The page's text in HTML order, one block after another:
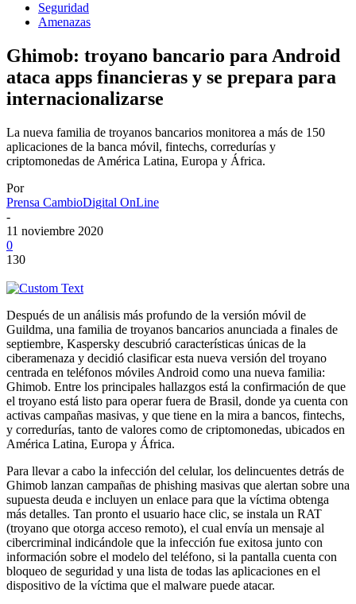
Seguridad
Amenazas
Ghimob: troyano bancario para Android
ataca apps financieras y se prepara para
internacionalizarse
La nueva familia de troyanos bancarios monitorea a más de 150
aplicaciones de la banca móvil, fintechs, corredurías y
criptomonedas de América Latina, Europa y África.
Por
Prensa CambioDigital OnLine
-
11 noviembre 2020
0
130
Después de un análisis más profundo de la versión móvil de
Guildma, una familia de troyanos bancarios anunciada a finales de
septiembre, Kaspersky descubrió características únicas de la
ciberamenaza y decidió clasificar esta nueva versión del troyano
centrada en teléfonos móviles Android como una nueva familia:
Ghimob. Entre los principales hallazgos está la confirmación de que
el troyano está listo para operar fuera de Brasil, donde ya cuenta con
activas campañas masivas, y que tiene en la mira a bancos, fintechs,
y corredurías, tanto de valores como de criptomonedas, ubicados en
América Latina, Europa y África.
Para llevar a cabo la infección del celular, los delincuentes detrás de
Ghimob lanzan campañas de phishing masivas que alertan sobre una
supuesta deuda e incluyen un enlace para que la víctima obtenga
más detalles. Tan pronto el usuario hace clic, se instala un RAT
(troyano que otorga acceso remoto), el cual envía un mensaje al
cibercriminal indicándole que la infección fue exitosa junto con
información sobre el modelo del teléfono, si la pantalla cuenta con
bloqueo de seguridad y una lista de todas las aplicaciones en el
dispositivo de la víctima que el malware puede atacar.